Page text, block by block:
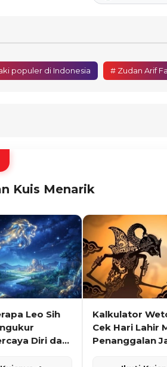
populer di Indonesia # Zudan Arif
Kuis Menarik
Leo Sih
Diri dan
Kalkulator
Cek Hari Lahir
Penanggalan